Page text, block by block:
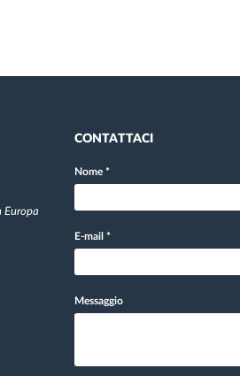
Europa
CONTATTACI
Nome *
E-mail *
Messaggio